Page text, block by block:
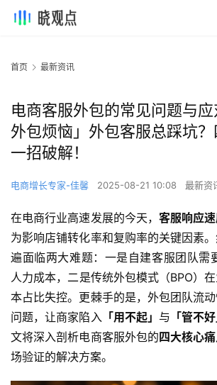
首页 最新资讯
电商客服外包的常见问题与应
外包烦恼」外包客服总踩坑
一招破解！
电商增长专家-佳馨 2025-08-21 10:08 最新资
在电商行业高速发展的今天，客服响应
为影响店铺转化率和复购率的关键因素
遍面临两大难题：一是自建客服团队需
人力成本，二是传统外包模式（BPO）
本占比失控。更棘手的是，外包团队流
问题，让商家陷入「用不起」 与 「管不好
文将深入剖析电商客服外包的四大核心
场验证的解决方案。